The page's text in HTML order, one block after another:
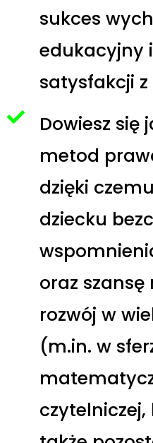
sukces
edukacyjny
satysfakcji
Dowiesz się
metod
dzięki
dziecku
oraz
rozwój w
(m.in. w